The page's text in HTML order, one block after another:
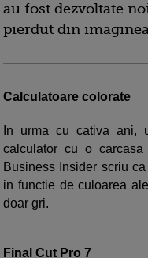
au fost dezvoltate
pierdut din
Calculatoare colorate
In urma cu cativa ani,
calculator cu o
Business Insider scriu
in functie de culoarea
doar gri.
Final Cut Pro 7